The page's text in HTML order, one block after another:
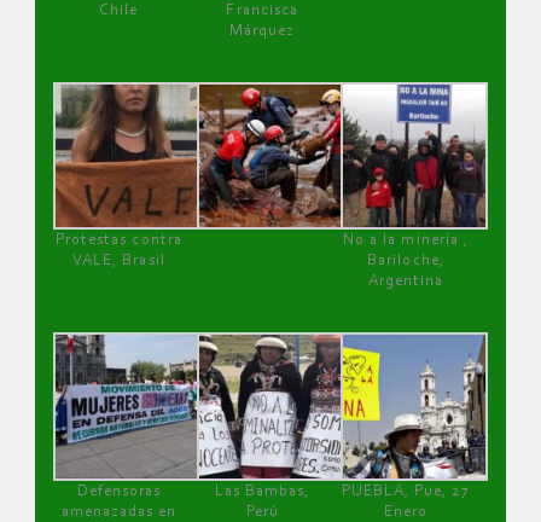
Chile
Francisca
Márquez
Protestas contra
VALE, Brasil
No a la minería ,
Bariloche,
Argentina
Defensoras
amenazadas en
Las Bambas,
Perú
PUEBLA, Pue, 27
Enero